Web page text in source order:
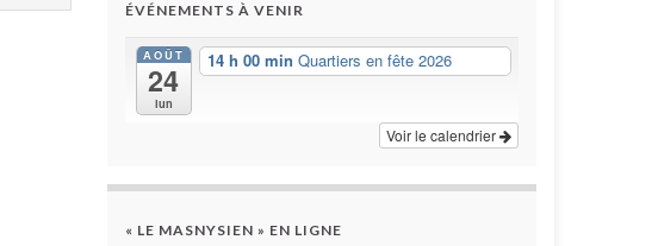
ÉVÉNEMENTS À VENIR
AOÛT
24
lun
14 h 00 min Quartiers en fête 2026
Voir le calendrier
« LE MASNYSIEN » EN LIGNE